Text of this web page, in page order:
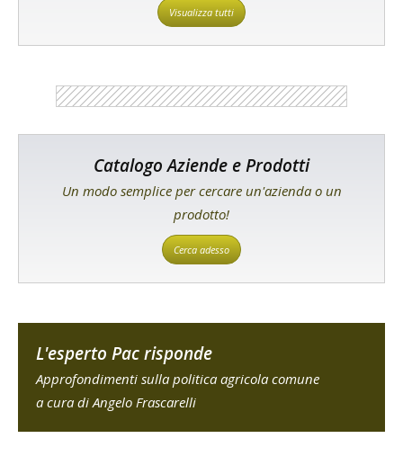
Visualizza tutti
Catalogo Aziende e Prodotti
Un modo semplice per cercare un'azienda o un
prodotto!
Cerca adesso
L'esperto Pac risponde
Approfondimenti sulla politica agricola comune
a cura di Angelo Frascarelli